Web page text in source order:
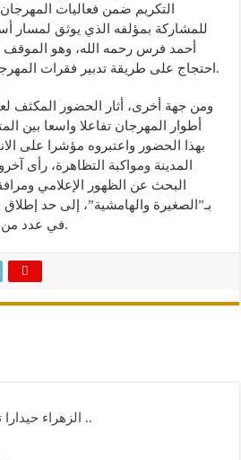
التكريم ضمن فعاليات
للمشاركة بمؤلفه الذي يوثق لمسار
أحمد فرس رحمه الله، وهو الموقف
احتجاج على طريقة تدبير فقرات المهرجان واختيار المشاركين فيه.
ومن جهة أخرى، أثار الحضور المكثف
أطوار المهرجان تفاعلا واسعا بين
بهذا الحضور واعتبروه مؤشرا على
المدينة ومواكبة التظاهرة، رأى
البحث عن الظهور الإعلامي
بـ”الصغيرة والهامشية”، إلى حد
في عدد من التعليقات المتداولة محليا.
الزهراء حيدارا تمثل المملكة المغربية في ..